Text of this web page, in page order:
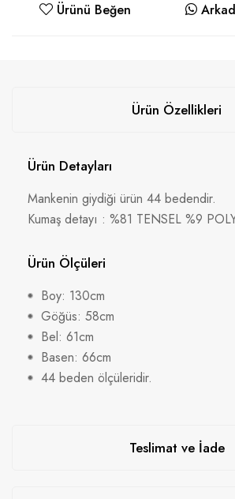
Ürünü Beğen
Ürün Özellikleri
Ürün Detayları
Mankenin giydiği ürün 44 bedendir.
Kumaş detayı : %81 TENSEL %9
Ürün Ölçüleri
Boy: 130cm
Göğüs: 58cm
Bel: 61cm
Basen: 66cm
44 beden ölçüleridir.
Teslimat ve İade